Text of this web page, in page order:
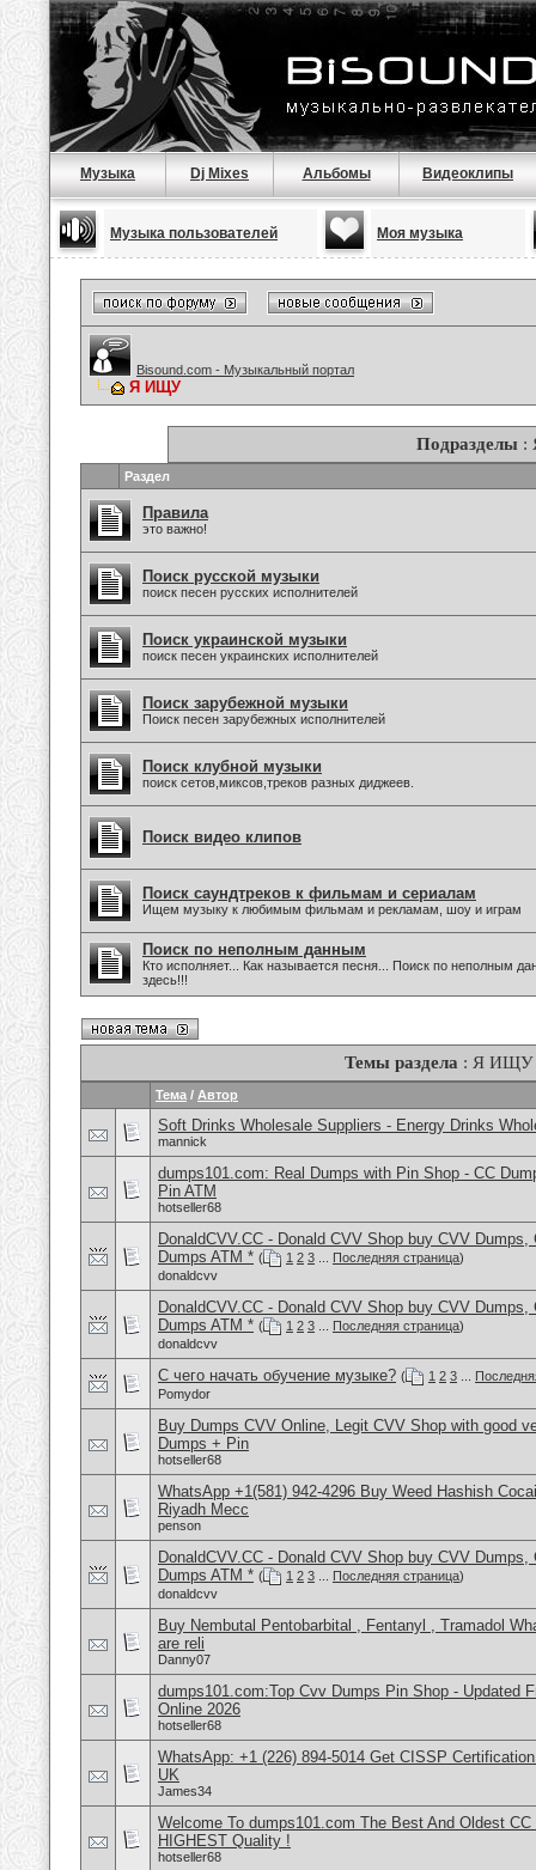
Музыка Dj Mixes Альбомы Видеоклипы
Музыка пользователей Моя музыка
Bisound.com - Музыкальный портал
Я ИЩУ
Подразделы:
Раздел
Правила
это важно!
Поиск русской музыки
поиск песен русских исполнителей
Поиск украинской музыки
поиск песен украинских исполнителей
Поиск зарубежной музыки
Поиск песен зарубежных исполнителей
Поиск клубной музыки
поиск сетов,миксов,треков разных диджеев.
Поиск видео клипов
Поиск саундтреков к фильмам и сериалам
Ищем музыку к любимым фильмам и рекламам, шоу и играм
Поиск по неполным данным
Кто исполняет... Как называется песня... Поиск по неполным
здесь!!!
Темы раздела : Я ИЩУ
Тема / Автор
Soft Drinks Wholesale Suppliers - Energy Drinks
mannick
dumps101.com: Real Dumps with Pin Shop - CC
Pin ATM
hotseller68
DonaldCVV.CC - Donald CVV Shop buy CVV
Dumps ATM * ( 1 2 3 Последняя страница)
donaldcvv
DonaldCVV.CC - Donald CVV Shop buy CVV
Dumps ATM * ( 1 2 3 Последняя страница)
donaldcvv
С чего начать обучение музыке? ( 1 2 3
Pomydor
Buy Dumps CVV Online, Legit CVV Shop with good
Dumps + Pin
hotseller68
WhatsApp +1(581) 942-4296 Buy Weed Hashish
Riyadh Mecc
penson
DonaldCVV.CC - Donald CVV Shop buy CVV
Dumps ATM * ( 1 2 3 Последняя страница)
donaldcvv
Buy Nembutal Pentobarbital , Fentanyl , Tramadol
are reli
Danny07
dumps101.com:Top Cvv Dumps Pin Shop - Updated
Online 2026
hotseller68
WhatsApp: +1 (226) 894-5014​ Get CISSP
UK
James34
Welcome To dumps101.com The Best And Oldest
HIGHEST Quality !
hotseller68